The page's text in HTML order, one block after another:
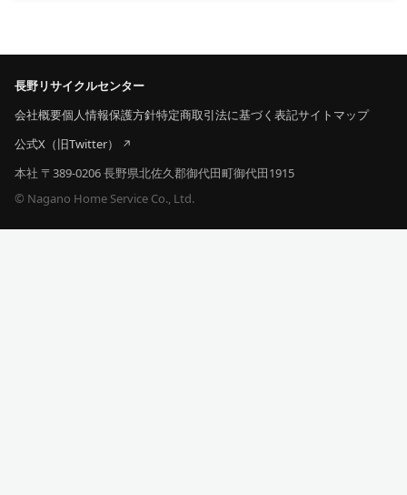
長野リサイクルセンター
会社概要個人情報保護方針特定商取引法に基づく表記サイトマップ
公式X（旧Twitter）
本社 〒389-0206 長野県北佐久郡御代田町御代田1915
© Nagano Home Service Co., Ltd.